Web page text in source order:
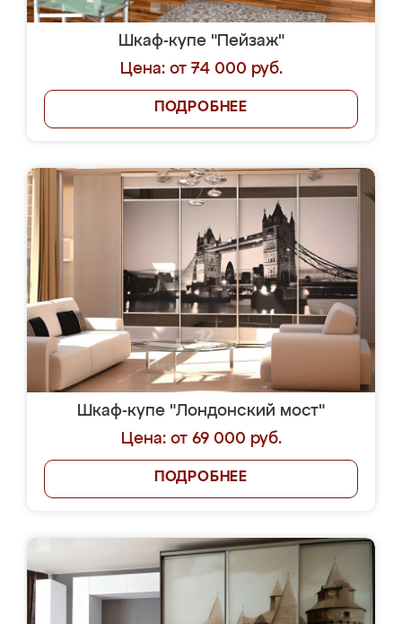
Шкаф-купе "Пейзаж"
Цена: от 74 000 руб.
ПОДРОБНЕЕ
Шкаф-купе "Лондонский мост"
Цена: от 69 000 руб.
ПОДРОБНЕЕ